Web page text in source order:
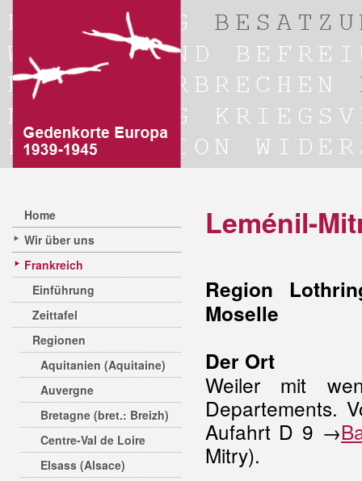
Home
Wir über uns
Frankreich
Einführung
Zeittafel
Regionen
Aquitanien (Aquitaine)
Auvergne
Bretagne (bret.: Breizh)
Centre-Val de Loire
Elsass (Alsace)
Leménil-
Region
Moselle
Der Ort
Weiler mit
Departements.
Aufahrt D 9 →
Mitry).